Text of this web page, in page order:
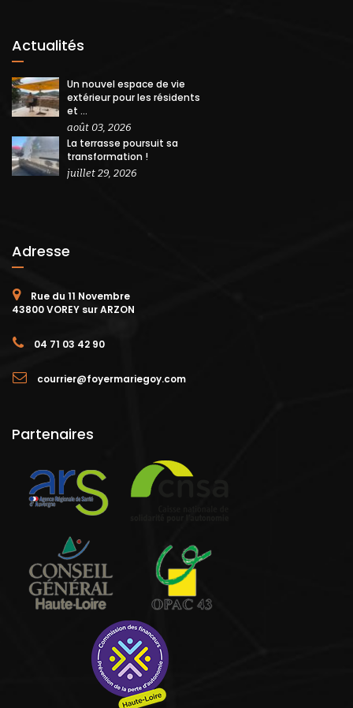
Actualités
Un nouvel espace de vie
extérieur pour les résidents
et ...
août 03, 2026
La terrasse poursuit sa
transformation !
juillet 29, 2026
Adresse
Rue du 11 Novembre
43800 VOREY sur ARZON
04 71 03 42 90
courrier@foyermariegoy.com
Partenaires